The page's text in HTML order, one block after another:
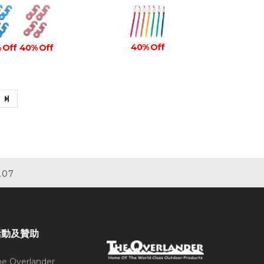
Off 40% Off 40% Off
及贊助
Overlander